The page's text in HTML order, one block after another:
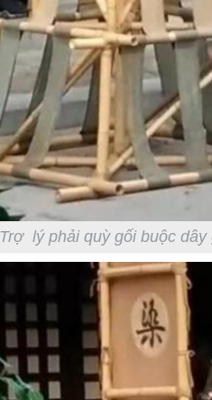
Trợ lý phải quỳ gối buộc